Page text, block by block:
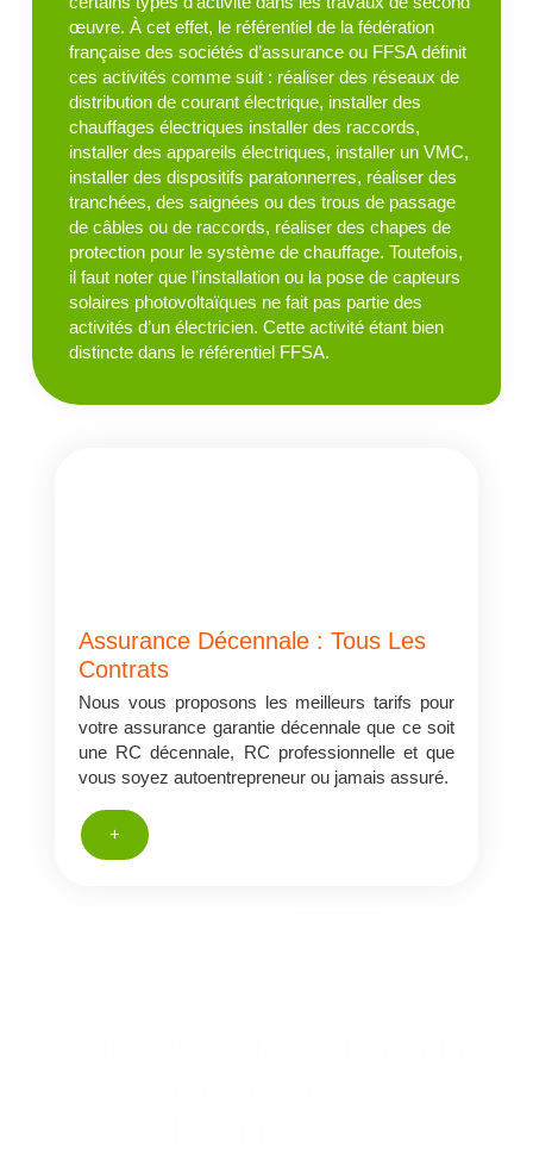
œuvre. À cet effet, le référentiel de la fédération
française des sociétés d’assurance ou FFSA définit
ces activités comme suit : réaliser des réseaux de
distribution de courant électrique, installer des
chauffages électriques installer des raccords,
installer des appareils électriques, installer un VMC,
installer des dispositifs paratonnerres, réaliser des
tranchées, des saignées ou des trous de passage
de câbles ou de raccords, réaliser des chapes de
protection pour le système de chauffage. Toutefois,
il faut noter que l’installation ou la pose de capteurs
solaires photovoltaïques ne fait pas partie des
activités d’un électricien. Cette activité étant bien
distincte dans le référentiel FFSA.
Assurance Décennale : Tous Les
Contrats
Nous vous proposons les meilleurs tarifs pour
votre assurance garantie décennale que ce soit
une RC décennale, RC professionnelle et que
vous soyez autoentrepreneur ou jamais assuré.
+